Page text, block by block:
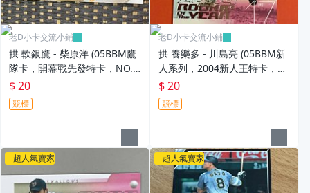
老D小卡交流小鋪
拱 軟銀鷹 - 柴原洋 (05BBM鷹
隊卡，開幕戰先發特卡，NO.H
S9)
$ 20
競標
老D小卡交流小鋪
拱 養樂多 - 川島亮 (05BBM新
人系列，2004新人王特卡，N
O.R14)
$ 20
競標
超人氣賣家 超人氣賣家